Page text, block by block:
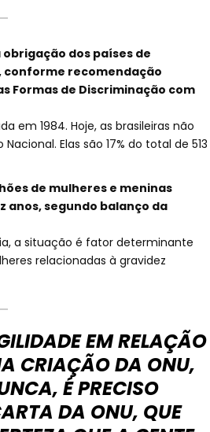
dos países de
conforme recomendação
Formas de Discriminação com
em 1984. Hoje, as brasileiras não
Elas são 17% do total de 513
de mulheres e meninas
anos, segundo balanço da
a situação é fator determinante
relacionadas à gravidez
EM RELAÇÃO
CRIAÇÃO DA ONU,
É PRECISO
DA ONU, QUE